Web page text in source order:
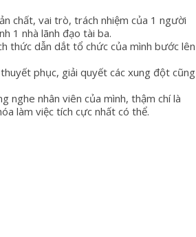
chất, vai trò, trách nhiệm của 1 người
1 nhà lãnh đạo tài ba.
thức dẫn dắt tổ chức của mình bước lên
phục, giải quyết các xung đột cũng
nghe nhân viên của mình, thậm chí là
làm việc tích cực nhất có thể.